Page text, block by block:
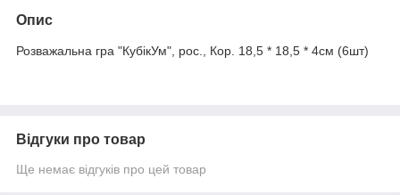
Опис
Розважальна гра "КубікУм", рос., Кор. 18,5 * 18,5 * 4см (6шт)
Відгуки про товар
Ще немає відгуків про цей товар